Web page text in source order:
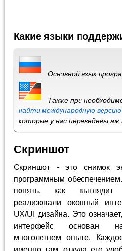
Какие языки
Основной язык
Также при
найти международную версию
которые у нас переведены
Скриншот
Скриншот - это снимок
программным
понять, как выглядит
реализовали оконный
UX/UI дизайна. Это
интерфейс основан на
многолетнем опыте.